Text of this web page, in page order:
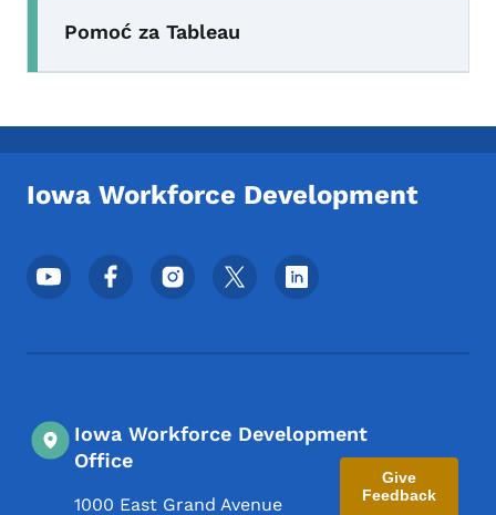
Pomoć za Tableau
Iowa Workforce Development
Meni podnožja društvenih mrežaa
Iowa Workforce Development
Office
1000 East Grand Avenue
Give
Feedback